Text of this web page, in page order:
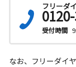
フリーダ
受付時間
なお、フリーダイ